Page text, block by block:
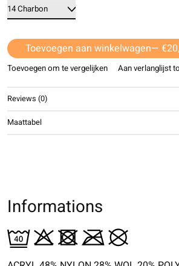
Toevoegen aan winkelwagen —
Toevoegen om te vergelijken Aan verlanglijst
Reviews (0)
Maattabel
Informations